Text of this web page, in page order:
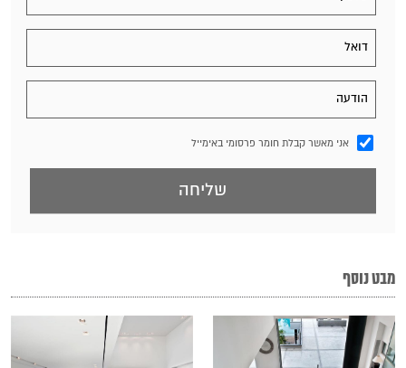
אני מאשר קבלת חומר פרסומי באימייל
מבט נוסף